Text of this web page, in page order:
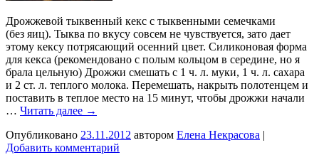
Дрожжевой тыквенный кекс с тыквенными семечками
(без яиц). Тыква по вкусу совсем не чувствуется, зато дает
этому кексу потрясающий осенний цвет. Силиконовая форма
для кекса (рекомендовано с полым кольцом в середине, но я
брала цельную) Дрожжи смешать с 1 ч. л. муки, 1 ч. л. сахара
и 2 ст. л. теплого молока. Перемешать, накрыть полотенцем и
поставить в теплое место на 15 минут, чтобы дрожжи начали
… Читать далее →
Опубликовано 23.11.2012 автором Елена Некрасова
Добавить комментарий